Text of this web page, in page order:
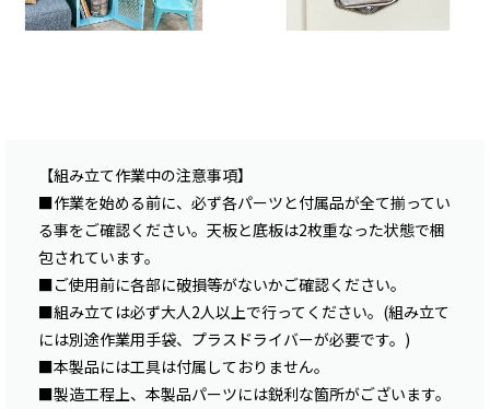
【組み立て作業中の注意事項】
■作業を始める前に、必ず各パーツと付属品が全て揃ってい
る事をご確認ください。天板と底板は2枚重なった状態で梱
包されています。
■ご使用前に各部に破損等がないかご確認ください。
■組み立ては必ず大人2人以上で行ってください。(組み立て
には別途作業用手袋、プラスドライバーが必要です。)
■本製品には工具は付属しておりません。
■製造工程上、本製品パーツには鋭利な箇所がございます。